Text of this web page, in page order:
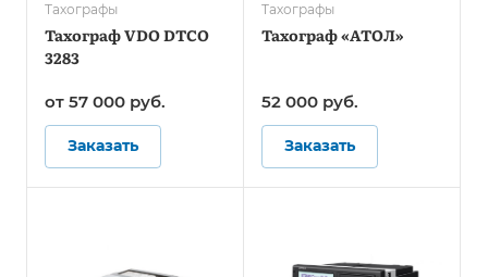
Тахографы
Тахограф VDO DTCO
3283
от 57 000 руб.
Заказать
Тахографы
Тахограф «АТОЛ»
52 000 руб.
Заказать